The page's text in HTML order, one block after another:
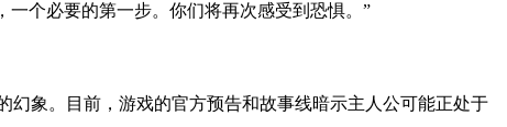
一个必要的第一步。你们将再次感受到恐惧。”
幻象。目前，游戏的官方预告和故事线暗示主人公可能正处于